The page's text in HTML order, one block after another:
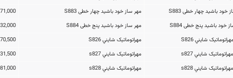
مهر ساز خود باشید چهار خطی S883
مهر ساز خود باشید پنج خطی S884
مهراتوماتیک شايني S826
مهراتوماتیک شايني s827
مهراتوماتیک شايني s828